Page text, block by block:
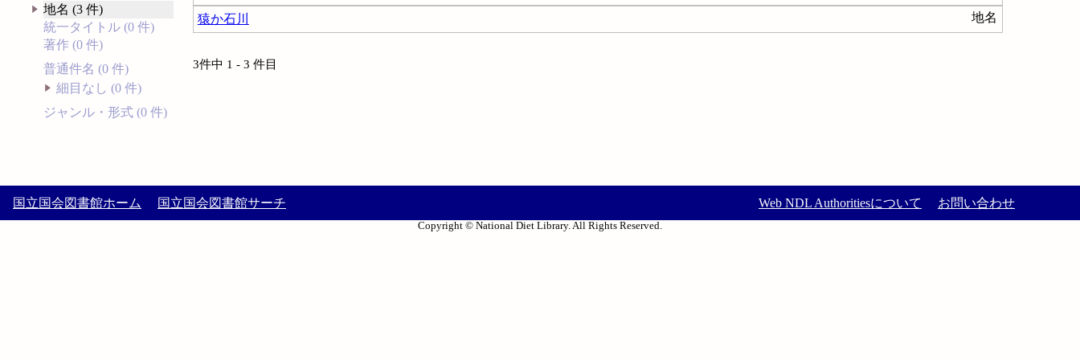
地名 (3 件)
統一タイトル (0 件)
著作 (0 件)
普通件名 (0 件)
細目なし (0 件)
ジャンル・形式 (0 件)
猿か石川 地名
3件中 1 - 3 件目
国立国会図書館ホーム 国立国会図書館サーチ Web NDL Authoritiesについて お問い合わせ
Copyright © National Diet Library. All Rights Reserved.